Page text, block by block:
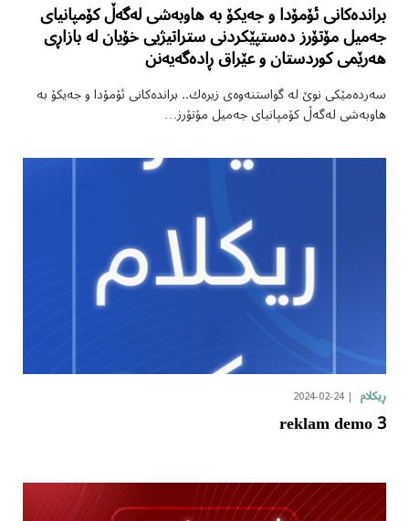
براندەکانی ئۆمۆدا و جەیکۆ بە هاوبەشی لەگەڵ کۆمپانیای
جەمیل مۆتۆرز دەستپێکردنی ستراتیژیی خۆیان لە بازاڕی
هەرێمی کوردستان و عێراق ڕادەگەیەنن
سەردەمێکی نوێ لە گواستنەوەی زیرەك.. براندەکانی ئۆمۆدا و جەیکۆ بە
هاوبەشی لەگەڵ کۆمپانیای جەمیل مۆتۆرز…
ڕیکلام 2024-02-24
reklam demo 3